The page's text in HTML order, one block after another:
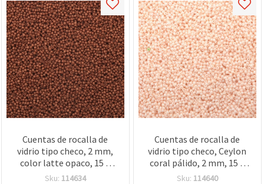
Cuentas de rocalla de
vidrio tipo checo, 2 mm,
color latte opaco, 15 g
(≈2050 uds)
Sku: 114634
Cuentas de rocalla de
vidrio tipo checo, Ceylon
coral pálido, 2 mm, 15 g
(~2050 uds)
Sku: 114640